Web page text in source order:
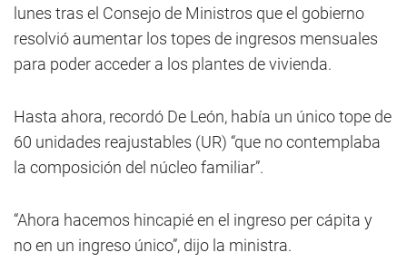
lunes tras el Consejo de Ministros que el gobierno
resolvió aumentar los topes de ingresos mensuales
para poder acceder a los plantes de vivienda.
Hasta ahora, recordó De León, había un único tope de
60 unidades reajustables (UR) “que no contemplaba
la composición del núcleo familiar”.
“Ahora hacemos hincapié en el ingreso per cápita y
no en un ingreso único”, dijo la ministra.